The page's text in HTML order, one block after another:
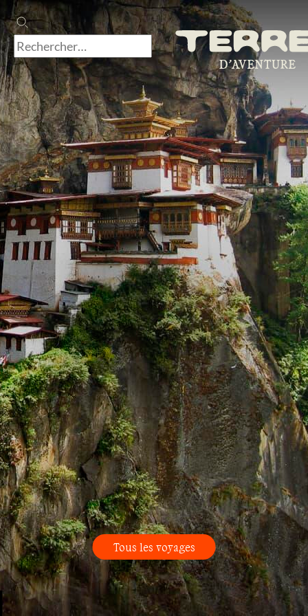
Tous les voyages